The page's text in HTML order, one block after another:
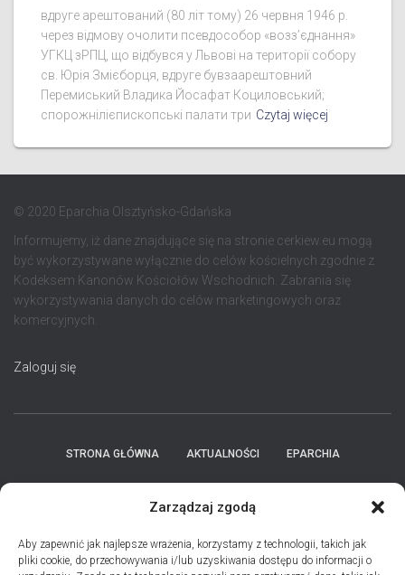
Zarządzaj zgodą
Aby zapewnić jak najlepsze wrażenia, korzystamy z technologii, takich jak
pliki cookie, do przechowywania i/lub uzyskiwania dostępu do informacji o
вдруге арештований (80 літ тому) 26 червня 1946 р.
через відмову очолити псевдособор «возз’єднання»
УГКЦ зРПЦ, що відбувся у Львові на території собору
св. Юрія Змієборця, вдруге бувзаарештовний
Перемиський Владика Йосафат Коциловський;
спорожнілієпископські палати три Czytaj więcej
© 2020 Eparchia Olsztyńsko-Gdańska
Informujemy, iż dane znajdujące się na stronie cerkiew.eu mogą
być wykorzystywane wyłącznie do celów kościelnych zgodnie z
Kodeksem Kanonów Kościołów Wschodnich. Zabrania się
wykorzystywania danych do celów marketingowych oraz
komercyjnych.
Zaloguj się
STRONA GŁÓWNA AKTUALNOŚCI EPARCHIA
POLITYKA PLIKÓW COOKIES (EU)